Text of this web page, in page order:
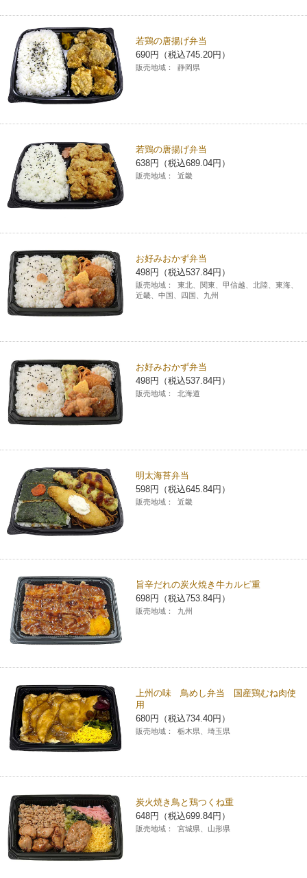
若鶏の唐揚げ弁当
690円（税込745.20円）
販売地域： 静岡県
若鶏の唐揚げ弁当
638円（税込689.04円）
販売地域： 近畿
お好みおかず弁当
498円（税込537.84円）
販売地域：
東北、関東、甲信越、北陸、東海、
近畿、中国、四国、九州
お好みおかず弁当
498円（税込537.84円）
販売地域： 北海道
明太海苔弁当
598円（税込645.84円）
販売地域： 近畿
旨辛だれの炭火焼き牛カルビ重
698円（税込753.84円）
販売地域： 九州
上州の味 鳥めし弁当 国産鶏むね肉使
用
680円（税込734.40円）
販売地域： 栃木県、埼玉県
炭火焼き鳥と鶏つくね重
648円（税込699.84円）
販売地域： 宮城県、山形県